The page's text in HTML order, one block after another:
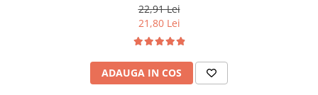
22,91 Lei
21,80 Lei
ADAUGA IN COS